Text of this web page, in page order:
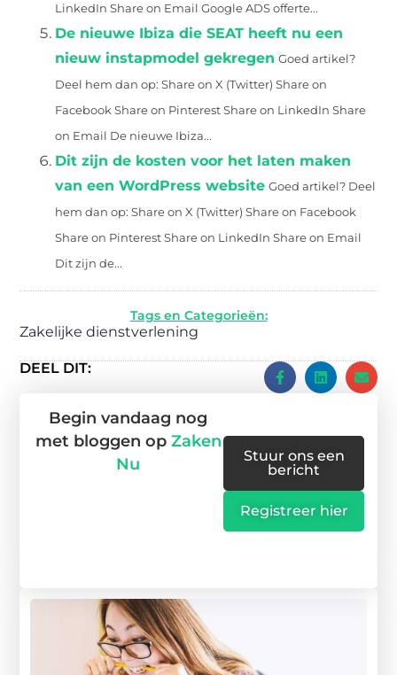
LinkedIn Share on Email Google ADS offerte...
De nieuwe Ibiza die SEAT heeft nu een
nieuw instapmodel gekregen Goed artikel?
Deel hem dan op: Share on X (Twitter) Share on
Facebook Share on Pinterest Share on LinkedIn Share
on Email De nieuwe Ibiza...
Dit zijn de kosten voor het laten maken
van een WordPress website Goed artikel? Deel
hem dan op: Share on X (Twitter) Share on Facebook
Share on Pinterest Share on LinkedIn Share on Email
Dit zijn de...
Tags en Categorieën:
Zakelijke dienstverlening
DEEL DIT:
Begin vandaag nog
met bloggen op Zaken
Nu
Stuur ons een
bericht
Registreer hier